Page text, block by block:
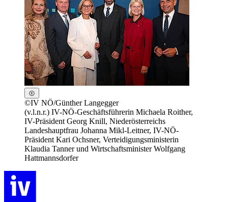
©IV NÖ/Günther Langegger
(v.l.n.r.) IV-NÖ-Geschäftsführerin Michaela Roither,
IV-Präsident Georg Knill, Niederösterreichs
Landeshauptfrau Johanna Mikl-Leitner, IV-NÖ-
Präsident Kari Ochsner, Verteidigungsministerin
Klaudia Tanner und Wirtschaftsminister Wolfgang
Hattmannsdorfer